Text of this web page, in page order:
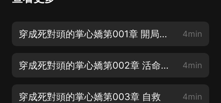
穿成死對頭的掌心嬌第001章 開局就死 4min
穿成死對頭的掌心嬌第002章 活命的法子 4min
穿成死對頭的掌心嬌第003章 自救 4min